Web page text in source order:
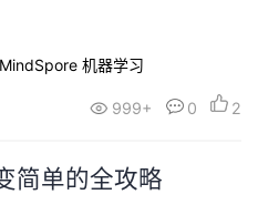
MindSpore 机器学习
999+ 0 2
简单的全攻略